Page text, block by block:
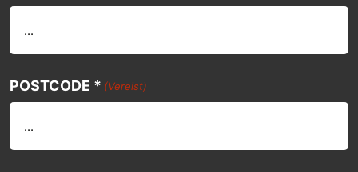
POSTCODE * (Vereist)